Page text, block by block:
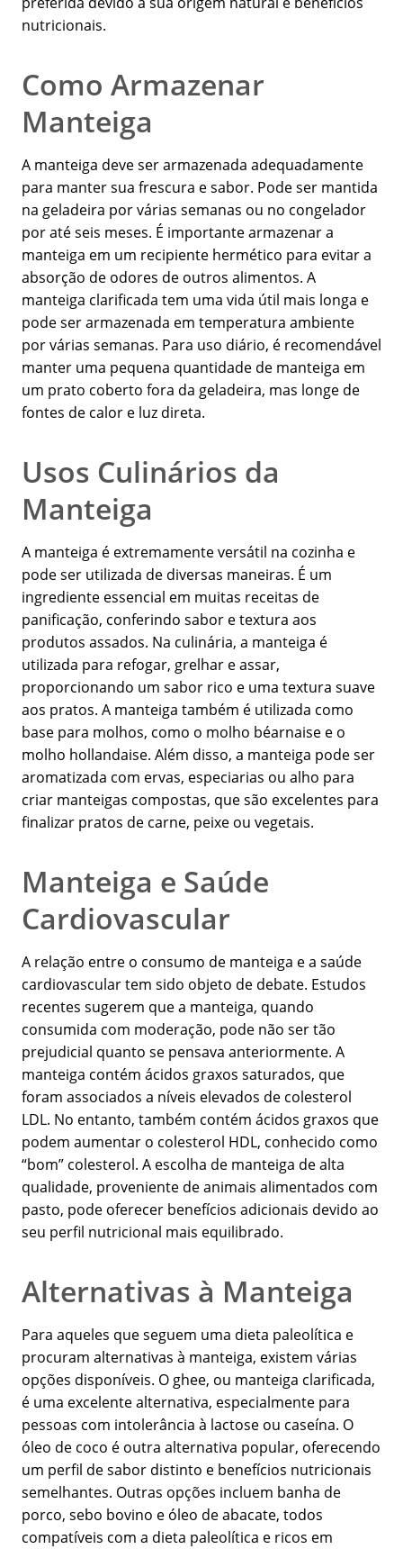
nutricionais.
Como Armazenar
Manteiga
A manteiga deve ser armazenada adequadamente
para manter sua frescura e sabor. Pode ser mantida
na geladeira por várias semanas ou no congelador
por até seis meses. É importante armazenar a
manteiga em um recipiente hermético para evitar a
absorção de odores de outros alimentos. A
manteiga clarificada tem uma vida útil mais longa e
pode ser armazenada em temperatura ambiente
por várias semanas. Para uso diário, é recomendável
manter uma pequena quantidade de manteiga em
um prato coberto fora da geladeira, mas longe de
fontes de calor e luz direta.
Usos Culinários da
Manteiga
A manteiga é extremamente versátil na cozinha e
pode ser utilizada de diversas maneiras. É um
ingrediente essencial em muitas receitas de
panificação, conferindo sabor e textura aos
produtos assados. Na culinária, a manteiga é
utilizada para refogar, grelhar e assar,
proporcionando um sabor rico e uma textura suave
aos pratos. A manteiga também é utilizada como
base para molhos, como o molho béarnaise e o
molho hollandaise. Além disso, a manteiga pode ser
aromatizada com ervas, especiarias ou alho para
criar manteigas compostas, que são excelentes para
finalizar pratos de carne, peixe ou vegetais.
Manteiga e Saúde
Cardiovascular
A relação entre o consumo de manteiga e a saúde
cardiovascular tem sido objeto de debate. Estudos
recentes sugerem que a manteiga, quando
consumida com moderação, pode não ser tão
prejudicial quanto se pensava anteriormente. A
manteiga contém ácidos graxos saturados, que
foram associados a níveis elevados de colesterol
LDL. No entanto, também contém ácidos graxos que
podem aumentar o colesterol HDL, conhecido como
“bom” colesterol. A escolha de manteiga de alta
qualidade, proveniente de animais alimentados com
pasto, pode oferecer benefícios adicionais devido ao
seu perfil nutricional mais equilibrado.
Alternativas à Manteiga
Para aqueles que seguem uma dieta paleolítica e
procuram alternativas à manteiga, existem várias
opções disponíveis. O ghee, ou manteiga clarificada,
é uma excelente alternativa, especialmente para
pessoas com intolerância à lactose ou caseína. O
óleo de coco é outra alternativa popular, oferecendo
um perfil de sabor distinto e benefícios nutricionais
semelhantes. Outras opções incluem banha de
porco, sebo bovino e óleo de abacate, todos
compatíveis com a dieta paleolítica e ricos em